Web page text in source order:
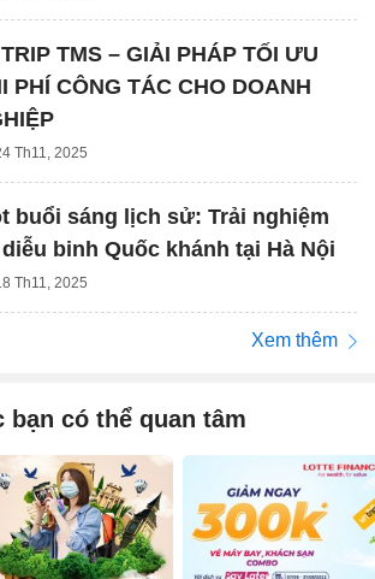
TMS – GIẢI PHÁP TỐI ƯU
PHÍ CÔNG TÁC CHO DOANH
Th11, 2025
buổi sáng lịch sử: Trải nghiệm
binh Quốc khánh tại Hà Nội
Th11, 2025
Xem thêm
bạn có thể quan tâm